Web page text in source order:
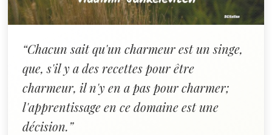
“Chacun sait qu'un charmeur est un singe,
que, s'il y a des recettes pour être
charmeur, il n'y en a pas pour charmer;
l'apprentissage en ce domaine est une
décision.”